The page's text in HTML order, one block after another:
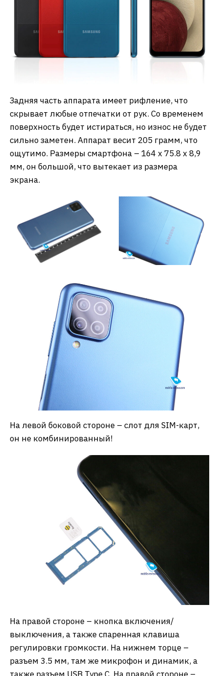
Задняя часть аппарата имеет рифление, что
скрывает любые отпечатки от рук. Со временем
поверхность будет истираться, но износ не будет
сильно заметен. Аппарат весит 205 грамм, что
ощутимо. Размеры смартфона – 164 x 75.8 x 8,9
мм, он большой, что вытекает из размера
экрана.
На левой боковой стороне – слот для SIM-карт,
он не комбинированный!
На правой стороне – кнопка включения/
выключения, а также спаренная клавиша
регулировки громкости. На нижнем торце –
разъем 3.5 мм, там же микрофон и динамик, а
также разъем USB Type C. На правой стороне –